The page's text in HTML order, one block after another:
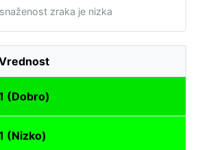
zraka je nizka
(Dobro)
(Nizko)